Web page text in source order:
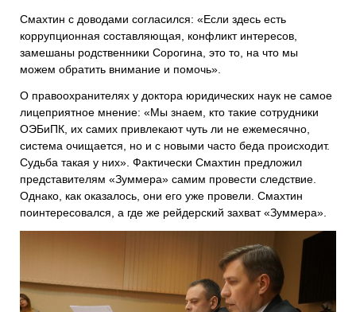
Смахтин с доводами согласился: «Если здесь есть
коррупционная составляющая, конфликт интересов,
замешаны родственники Сорогина, это то, на что мы
можем обратить внимание и помочь».
О правоохранителях у доктора юридических наук не самое
лицеприятное мнение: «Мы знаем, кто такие сотрудники
ОЭБиПК, их самих привлекают чуть ли не ежемесячно,
система очищается, но и с новыми часто беда происходит.
Судьба такая у них». Фактически Смахтин предложил
представителям «Зуммера» самим провести следствие.
Однако, как оказалось, они его уже провели. Смахтин
поинтересовался, а где же рейдерский захват «Зуммера».